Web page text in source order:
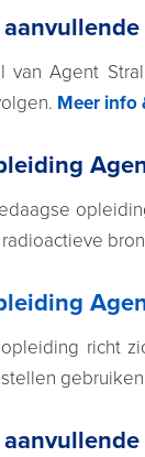
van Agent
Meer info
richt